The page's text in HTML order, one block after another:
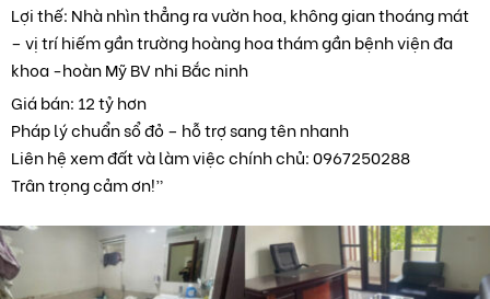
Lợi thế: Nhà nhìn thẳng ra vườn hoa, không gian thoáng mát
– vị trí hiếm gần trường hoàng hoa thám gần bệnh viện đa
khoa -hoàn Mỹ BV nhi Bắc ninh
Giá bán: 12 tỷ hơn
Pháp lý chuẩn sổ đỏ – hỗ trợ sang tên nhanh
Liên hệ xem đất và làm việc chính chủ: 0967250288
Trân trọng cảm ơn!”